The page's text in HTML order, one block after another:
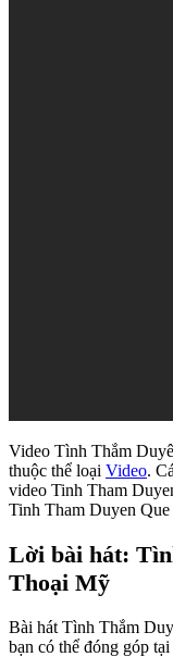
Video Tình Thắm
thuộc thể loại Video.
video Tinh Tham
Tinh Tham Duyen
Lời bài hát:
Thoại Mỹ
Bài hát Tình Thắm
bạn có thể đóng góp